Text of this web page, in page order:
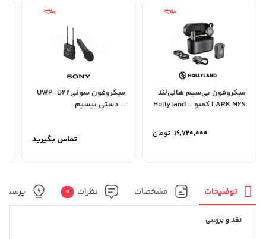
میکروفون بی‌سیم هالی‌لند
LARK M2S کمبو – Hollyland
16,720,000 تومان
میکروفون سونیUWP-D22
– دستی بیسیم
تماس بگیرید
توضیحات مشخصات نظرات 0 پرسش
نقد و بررسی